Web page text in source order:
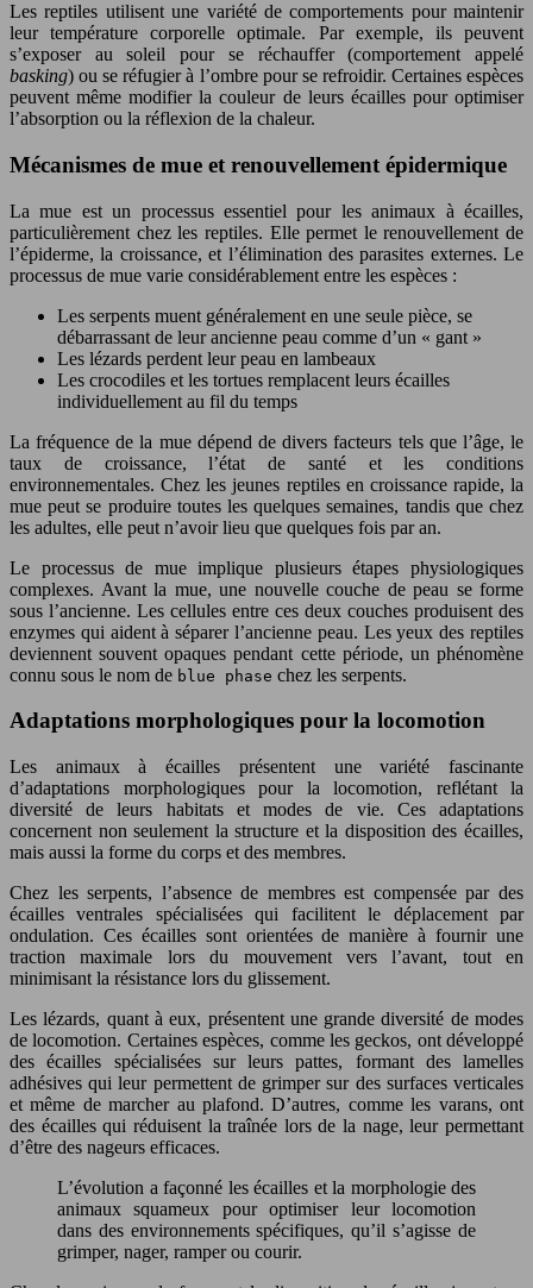
Les reptiles utilisent une variété de comportements pour maintenir
leur température corporelle optimale. Par exemple, ils peuvent
s’exposer au soleil pour se réchauffer (comportement appelé
basking) ou se réfugier à l’ombre pour se refroidir. Certaines espèces
peuvent même modifier la couleur de leurs écailles pour optimiser
l’absorption ou la réflexion de la chaleur.
Mécanismes de mue et renouvellement épidermique
La mue est un processus essentiel pour les animaux à écailles,
particulièrement chez les reptiles. Elle permet le renouvellement de
l’épiderme, la croissance, et l’élimination des parasites externes. Le
processus de mue varie considérablement entre les espèces :
Les serpents muent généralement en une seule pièce, se
débarrassant de leur ancienne peau comme d’un « gant »
Les lézards perdent leur peau en lambeaux
Les crocodiles et les tortues remplacent leurs écailles
individuellement au fil du temps
La fréquence de la mue dépend de divers facteurs tels que l’âge, le
taux de croissance, l’état de santé et les conditions
environnementales. Chez les jeunes reptiles en croissance rapide, la
mue peut se produire toutes les quelques semaines, tandis que chez
les adultes, elle peut n’avoir lieu que quelques fois par an.
Le processus de mue implique plusieurs étapes physiologiques
complexes. Avant la mue, une nouvelle couche de peau se forme
sous l’ancienne. Les cellules entre ces deux couches produisent des
enzymes qui aident à séparer l’ancienne peau. Les yeux des reptiles
deviennent souvent opaques pendant cette période, un phénomène
connu sous le nom de blue phase chez les serpents.
Adaptations morphologiques pour la locomotion
Les animaux à écailles présentent une variété fascinante
d’adaptations morphologiques pour la locomotion, reflétant la
diversité de leurs habitats et modes de vie. Ces adaptations
concernent non seulement la structure et la disposition des écailles,
mais aussi la forme du corps et des membres.
Chez les serpents, l’absence de membres est compensée par des
écailles ventrales spécialisées qui facilitent le déplacement par
ondulation. Ces écailles sont orientées de manière à fournir une
traction maximale lors du mouvement vers l’avant, tout en
minimisant la résistance lors du glissement.
Les lézards, quant à eux, présentent une grande diversité de modes
de locomotion. Certaines espèces, comme les geckos, ont développé
des écailles spécialisées sur leurs pattes, formant des lamelles
adhésives qui leur permettent de grimper sur des surfaces verticales
et même de marcher au plafond. D’autres, comme les varans, ont
des écailles qui réduisent la traînée lors de la nage, leur permettant
d’être des nageurs efficaces.
L’évolution a façonné les écailles et la morphologie des
animaux squameux pour optimiser leur locomotion
dans des environnements spécifiques, qu’il s’agisse de
grimper, nager, ramper ou courir.